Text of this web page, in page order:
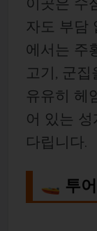
자도 부담
에서는 주
고기, 군
유유히 헤
어 있는
다립니다.
🚤 투